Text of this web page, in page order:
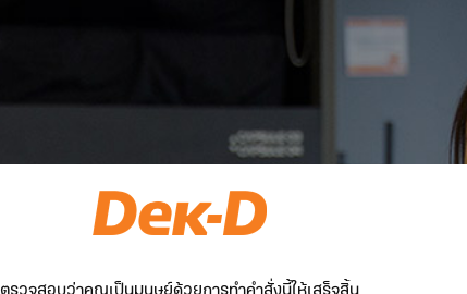
ตรวจสอบว่าคุณเป็นมนุษย์ด้วยการทำคำสั่งนี้ให้เสร็จสิ้น